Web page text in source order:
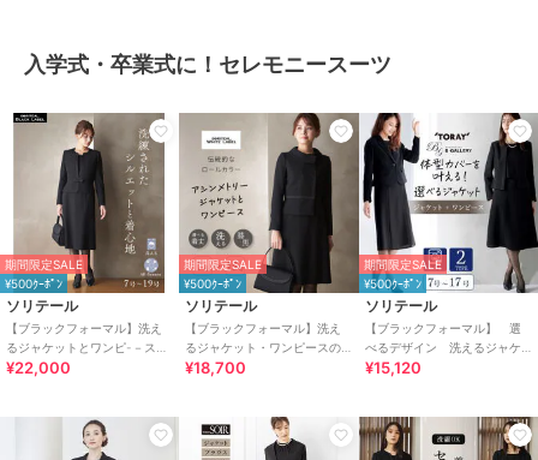
入学式・卒業式に！セレモニースーツ
期間限定SALE
¥500ｸｰﾎﾟﾝ
ソリテール
【ブラックフォーマル】洗え
るジャケットとワンピ-－スの
アンサンブル/喪服/礼服/卒業
¥22,000
期間限定SALE
¥500ｸｰﾎﾟﾝ
ソリテール
【ブラックフォーマル】洗え
るジャケット・ワンピースの
アンサンブル/喪服/礼服/卒業
¥18,700
期間限定SALE
¥500ｸｰﾎﾟﾝ
ソリテール
【ブラックフォーマル】 選
べるデザイン 洗えるジャケ
ット・ワンピースアンサンブ
¥15,120